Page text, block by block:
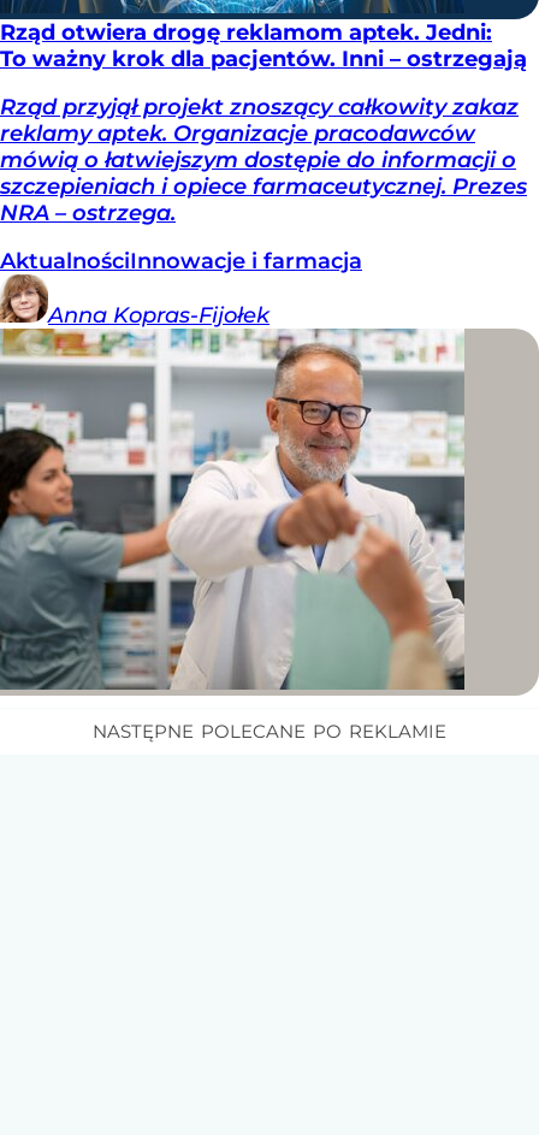
Rząd otwiera drogę reklamom aptek. Jedni:
To ważny krok dla pacjentów. Inni – ostrzegają
Rząd przyjął projekt znoszący całkowity zakaz
reklamy aptek. Organizacje pracodawców
mówią o łatwiejszym dostępie do informacji o
szczepieniach i opiece farmaceutycznej. Prezes
NRA – ostrzega.
AktualnościInnowacje i farmacja
Anna Kopras-Fijołek